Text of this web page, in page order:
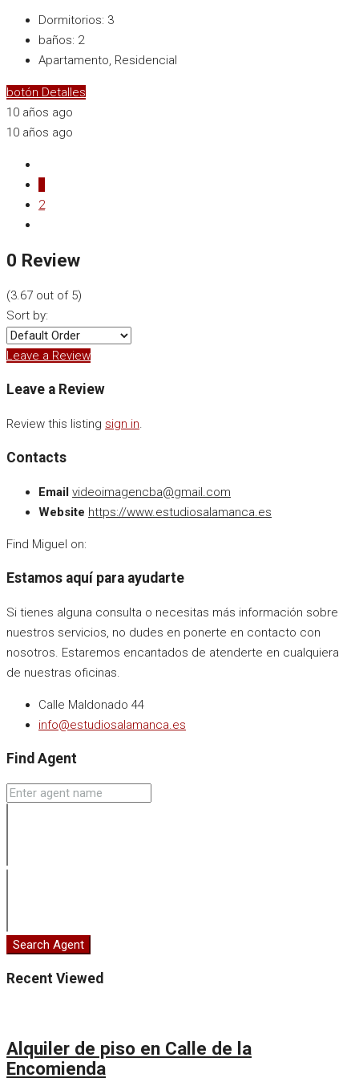
Dormitorios: 3
baños: 2
Apartamento, Residencial
botón Detalles
10 años ago
10 años ago
2
0 Review
(3.67 out of 5)
Sort by:
Leave a Review
Leave a Review
Review this listing sign in
Contacts
Email videoimagencba@gmail.com
Website https://www.estudiosalamanca.es
Find Miguel on:
Estamos aquí para ayudarte
Si tienes alguna consulta o necesitas más información sobre
nuestros servicios, no dudes en ponerte en contacto con
nosotros. Estaremos encantados de atenderte en cualquiera
de nuestras oficinas.
Calle Maldonado 44
info@estudiosalamanca.es
Find Agent
Search Agent
Recent Viewed
Alquiler de piso en Calle de la
Encomienda